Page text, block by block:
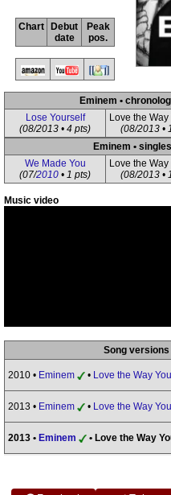
Chart
Debut
date
Peak
pos.
Eminem •
Lose Yourself
(08/2013 • 4 pts)
Love the Way
(08/2013 •
Eminem •
We Made You
(07/2010 • 1 pts)
Love the Way
(08/2013 •
Music video
Song versions
2010 • Eminem • Love the Way
2013 • Eminem • Love the Way
2013 • Eminem • Love the Way